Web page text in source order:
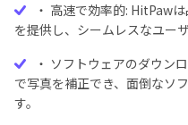
・ 高速で効率的: HitPaw
を提供し、シームレスなユー
・ ソフトウェアのダウン
で写真を補正でき、面倒なソ
す。